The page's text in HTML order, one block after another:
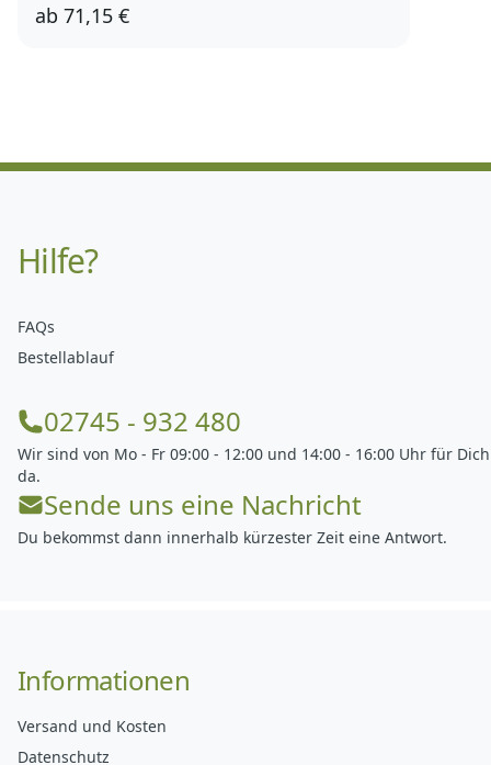
ab 71,15 €
Hilfe?
FAQs
Bestellablauf
02745 - 932 480
Wir sind von Mo - Fr 09:00 - 12:00 und 14:00 - 16:00 Uhr für Dich
da.
Sende uns eine Nachricht
Du bekommst dann innerhalb kürzester Zeit eine Antwort.
Informationen
Versand und Kosten
Datenschutz